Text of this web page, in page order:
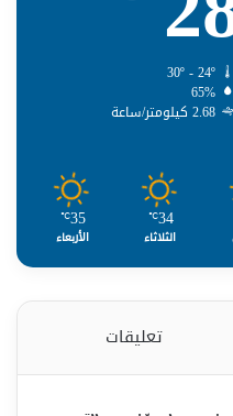
30º - 24º
65%
2.68 كيلومتر/ساعة
34
℃
الثلاثاء
35
℃
الأربعاء
تعليقات